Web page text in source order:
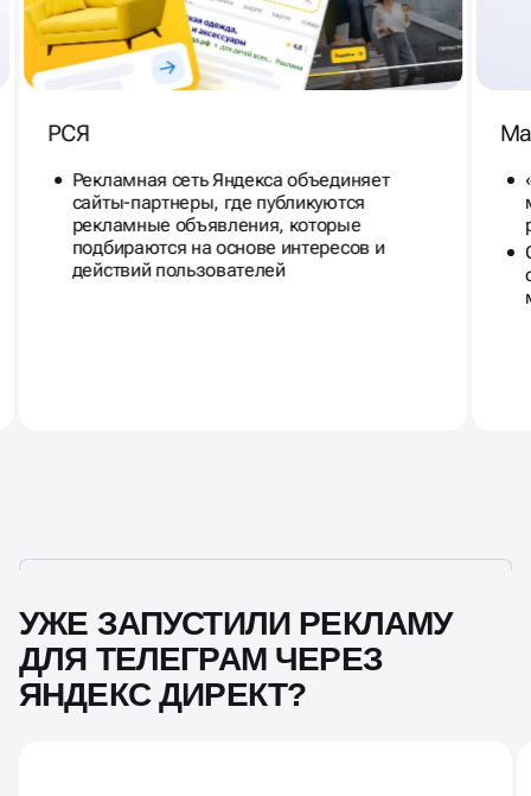
РСЯ
Рекламная сеть Яндекса объединяет
сайты-партнеры, где публикуются
рекламные объявления, которые
подбираются на основе интересов и
УЖЕ ЗАПУСТИЛИ РЕКЛАМУ
ДЛЯ ТЕЛЕГРАМ ЧЕРЕЗ